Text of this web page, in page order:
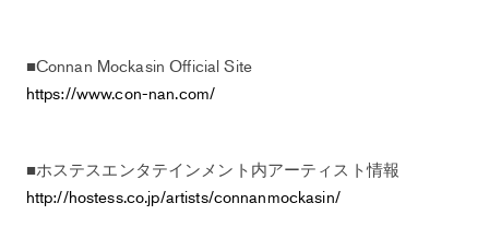
■Connan Mockasin Official Site
https://www.con-nan.com/
■ホステスエンタテインメント内アーティスト情報
http://hostess.co.jp/artists/connanmockasin/